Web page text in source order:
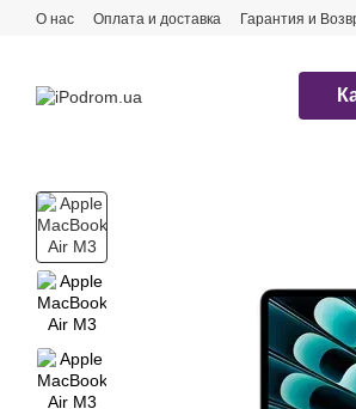
Перейти к основному контенту
О нас Оплата и доставка Гарантия и